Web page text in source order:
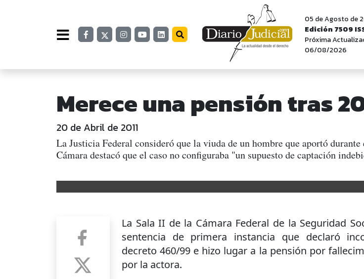
05 de Agosto de
Edición 7509
Próxima
06/08/2026
Merece una pensión tras
20 de Abril de 2011
La Justicia Federal consideró que la viuda de un hombre que aportó
Cámara destacó que el caso no configuraba "un supuesto de captación
La Sala II de la Cámara Federal de la Seguridad
sentencia de primera instancia que declaró
decreto 460/99 e hizo lugar a la pensión por
por la actora.